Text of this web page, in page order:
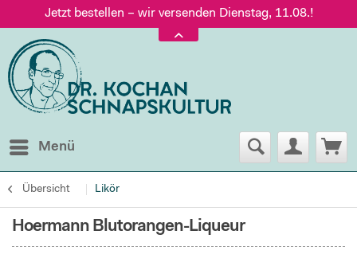
Jetzt bestellen – wir versenden Dienstag, 11.08.!
Versand nur 5,60 €, gratis ab 95 € Warenwert
Jetzt bestellen – wir versenden Dienstag, 11.08.!
Menü
Übersicht Likör
Hoermann Blutorangen-Liqueur